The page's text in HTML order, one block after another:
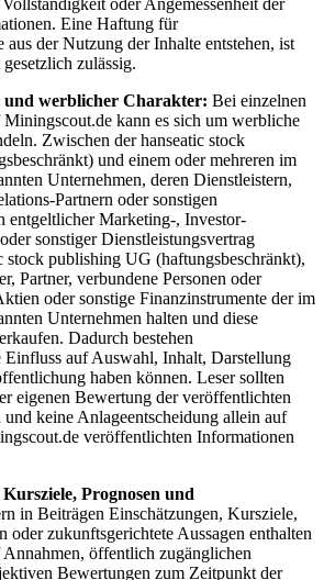
Eine Haftung für
aus der Nutzung der Inhalte entstehen, ist
zulässig.
und werblicher Charakter: Bei einzelnen
kann es sich um werbliche
Zwischen der hanseatic stock
und einem oder mehreren im
Unternehmen, deren Dienstleistern,
Partnern oder sonstigen
entgeltlicher Marketing-, Investor-
sonstiger Dienstleistungsvertrag
stock publishing UG (haftungsbeschränkt),
Partner, verbundene Personen oder
oder sonstige Finanzinstrumente der im
Unternehmen halten und diese
Dadurch bestehen
Einfluss auf Auswahl, Inhalt, Darstellung
haben können. Leser sollten
eigenen Bewertung der veröffentlichten
keine Anlageentscheidung allein auf
veröffentlichten Informationen
Prognosen und
in Beiträgen Einschätzungen, Kursziele,
oder zukunftsgerichtete Aussagen enthalten
Annahmen, öffentlich zugänglichen
Bewertungen zum Zeitpunkt der